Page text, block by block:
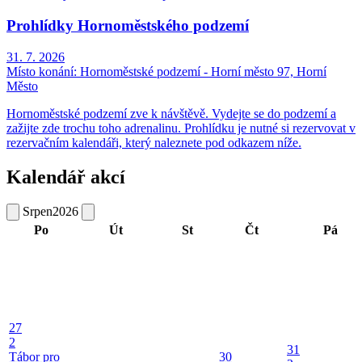
Prohlídky Hornoměstského podzemí
31. 7. 2026
Místo konání: Hornoměstské podzemí - Horní město 97, Horní
Město
Hornoměstské podzemí zve k návštěvě. Vydejte se do podzemí a
zažijte zde trochu toho adrenalinu. Prohlídku je nutné si rezervovat v
rezervačním kalendáři, který naleznete pod odkazem níže.
Kalendář akcí
Srpen2026
Po
Út St Čt Pá
27
2
Tábor pro
30
31